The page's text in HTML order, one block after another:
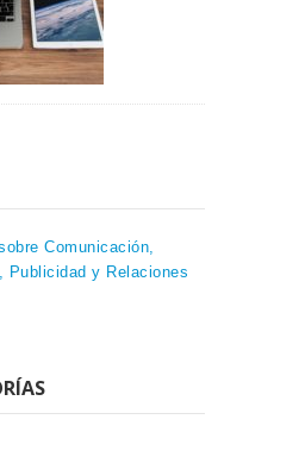
Comunicación,
Publicidad y Relaciones